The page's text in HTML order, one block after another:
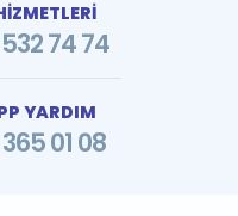
74 74
YARDIM
01 08